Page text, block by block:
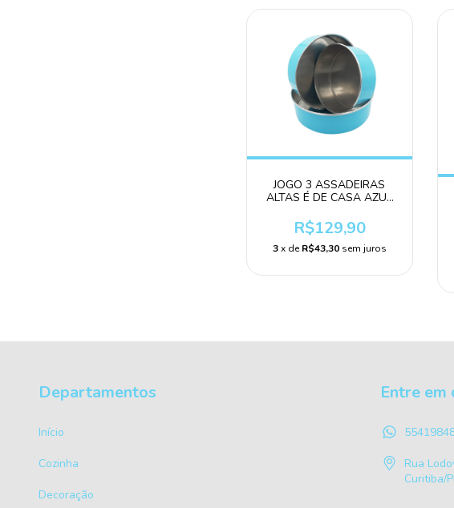
JOGO 3 ASSADEIRAS
ALTAS É DE CASA AZUL
R$129,90
3 x deR$43,30 sem juros
Departamentos
Início
Cozinha
Decoração
Entre em
Rua
Curitiba/